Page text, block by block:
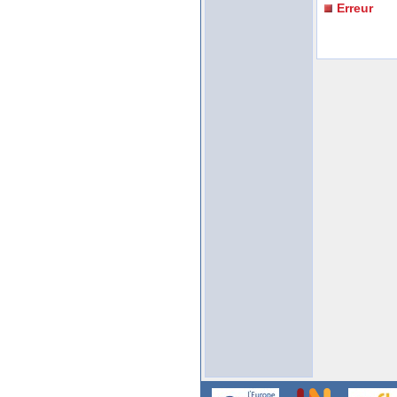
Erreur